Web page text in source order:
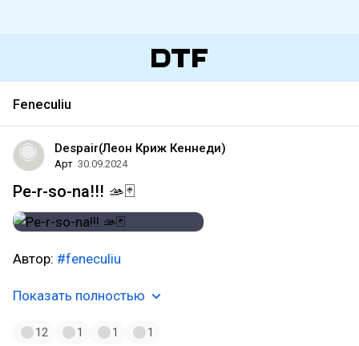
Feneculiu
Despair(Леон Криж Кеннеди)
Арт 30.09.2024
Pe-r-so-na!!! 🫴🃏
Автор: #feneculiu
Показать полностью
12 1 1 1